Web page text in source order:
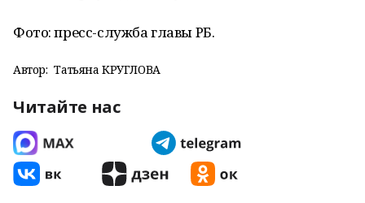
Фото: пресс-служба главы РБ.
Автор: Татьяна КРУГЛОВА
Читайте нас